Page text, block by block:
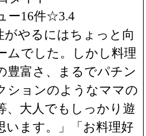
ー16件☆3.4
がやるにはちょっと向
ムでした。しかし料理
豊富さ、まるでパチン
ションのようなママの
、大人でもしっかり遊
います。」「お料理好